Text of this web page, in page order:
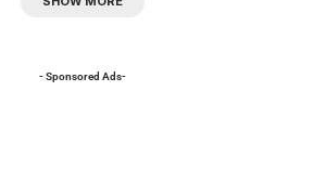
- Sponsored Ads-